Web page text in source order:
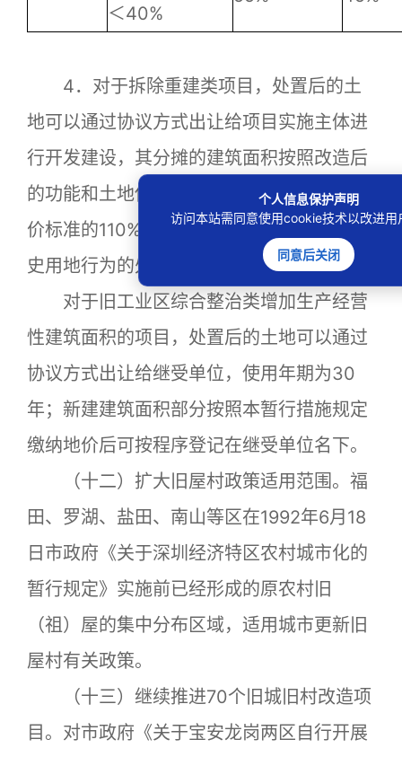
＜40%
4．对于拆除重建类项目，处置后的土
地可以通过协议方式出让给项目实施主体进
行开发建设，其分摊的建筑面积按照改造后
的功能和土地使用权使用期限以公告基准地
价标准的110%计收地价（其中的10%为对历
史用地行为的处理）。
对于旧工业区综合整治类增加生产经营
性建筑面积的项目，处置后的土地可以通过
协议方式出让给继受单位，使用年期为30
年；新建建筑面积部分按照本暂行措施规定
缴纳地价后可按程序登记在继受单位名下。
（十二）扩大旧屋村政策适用范围。福
田、罗湖、盐田、南山等区在1992年6月18
日市政府《关于深圳经济特区农村城市化的
暂行规定》实施前已经形成的原农村旧
（祖）屋的集中分布区域，适用城市更新旧
屋村有关政策。
（十三）继续推进70个旧城旧村改造项
目。对市政府《关于宝安龙岗两区自行开展
个人信息保护声明
访问本站需同意使用cookie技术以改进用
同意后关闭